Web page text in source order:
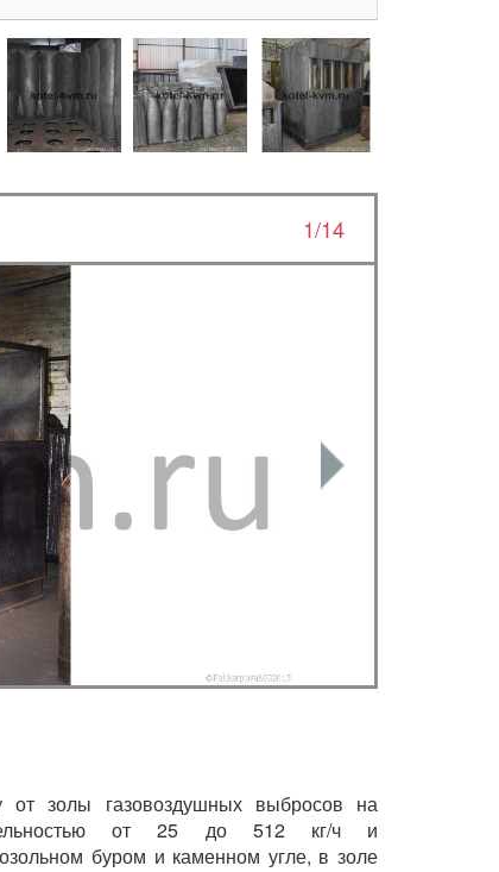
1/14
от золы газовоздушных выбросов на
от 25 до 512 кг/ч и
буром и каменном угле, в золе